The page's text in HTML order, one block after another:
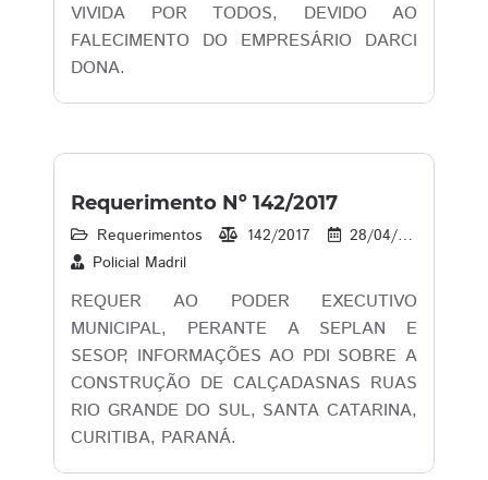
VIVIDA POR TODOS, DEVIDO AO
FALECIMENTO DO EMPRESÁRIO DARCI
DONA.
Requerimento Nº 142/2017
Requerimentos 142/2017 28/04/2017
Policial Madril
REQUER AO PODER EXECUTIVO
MUNICIPAL, PERANTE A SEPLAN E
SESOP, INFORMAÇÕES AO PDI SOBRE A
CONSTRUÇÃO DE CALÇADASNAS RUAS
RIO GRANDE DO SUL, SANTA CATARINA,
CURITIBA, PARANÁ.